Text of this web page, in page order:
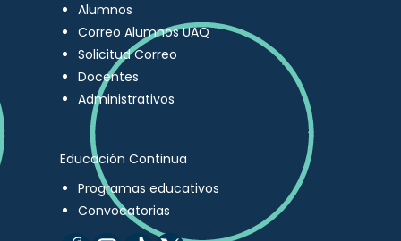
Alumnos
Correo Alumnos UAQ
Solicitud Correo
Docentes
Administrativos
Educación Continua
Programas educativos
Convocatorias